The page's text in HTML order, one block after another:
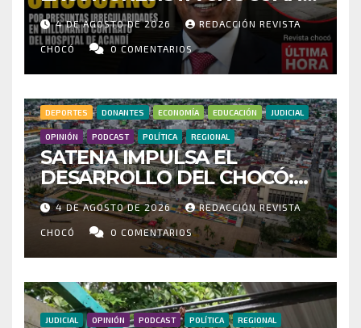
POR PRESUNTAS
IRREGULARIDADES EN
MILLONARIO CONTRATO DEL
HOSPITAL DE ACANDÍ
4 DE AGOSTO DE 2026 REDACCIÓN REVISTA
CHOCÓ 0 COMENTARIOS
DEPORTES DONANTES ECONOMÍA EDUCACIÓN JUDICIAL
OPINIÓN PODCAST POLÍTICA REGIONAL
SATENA IMPULSA EL
DESARROLLO DEL CHOCÓ:
MÁS DE 35 MIL PASAJEROS
MOVILIZADOS Y NUEVAS
RUTAS FORTALECEN LA
CONECTIVIDAD
4 DE AGOSTO DE 2026 REDACCIÓN REVISTA
CHOCÓ 0 COMENTARIOS
JUDICIAL OPINIÓN PODCAST POLÍTICA REGIONAL